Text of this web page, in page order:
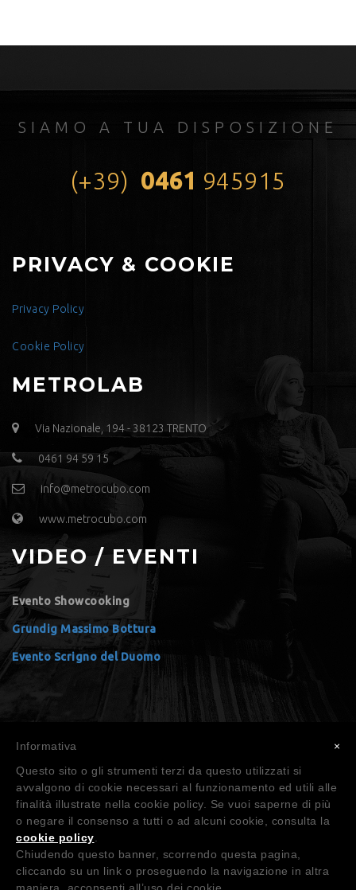
SIAMO A TUA DISPOSIZIONE
(+39) 0461 945915
PRIVACY & COOKIE
Privacy Policy
Cookie Policy
METROLAB
Via Nazionale, 194 - 38123 TRENTO
0461 94 59 15
info@metrocubo.com
www.metrocubo.com
VIDEO / EVENTI
Evento Showcooking
Grundig Massimo Bottura
Evento Scrigno del Duomo
Copyright © 2019-2021 Metrocubo s.r.l. a socio unico
Made with LOVE bySìServices s.r.l.
×
Informativa
Questo sito o gli strumenti terzi da questo utilizzati si
avvalgono di cookie necessari al funzionamento ed utili alle
finalità illustrate nella cookie policy. Se vuoi saperne di più
o negare il consenso a tutti o ad alcuni cookie, consulta la
cookie policy
Chiudendo questo banner, scorrendo questa pagina,
cliccando su un link o proseguendo la navigazione in altra